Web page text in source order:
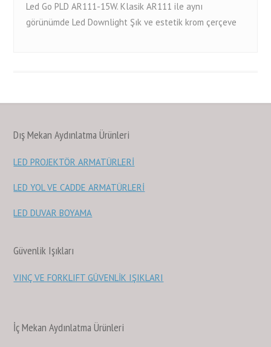
Led Go PLD AR111-15W. Klasik AR111 ile aynı
görünümde Led Downlight Şık ve estetik krom çerçeve
Dış Mekan Aydınlatma Ürünleri
LED PROJEKTÖR ARMATÜRLERİ
LED YOL VE CADDE ARMATÜRLERİ
LED DUVAR BOYAMA
Güvenlik Işıkları
VINÇ VE FORKLIFT GÜVENLİK IŞIKLARI
İç Mekan Aydınlatma Ürünleri